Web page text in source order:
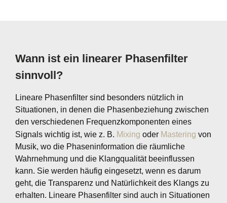
Wann ist ein linearer Phasenfilter
sinnvoll?
Lineare Phasenfilter sind besonders nützlich in
Situationen, in denen die Phasenbeziehung zwischen
den verschiedenen Frequenzkomponenten eines
Signals wichtig ist, wie z. B. Mixing oder Mastering von
Musik, wo die Phaseninformation die räumliche
Wahrnehmung und die Klangqualität beeinflussen
kann. Sie werden häufig eingesetzt, wenn es darum
geht, die Transparenz und Natürlichkeit des Klangs zu
erhalten. Lineare Phasenfilter sind auch in Situationen